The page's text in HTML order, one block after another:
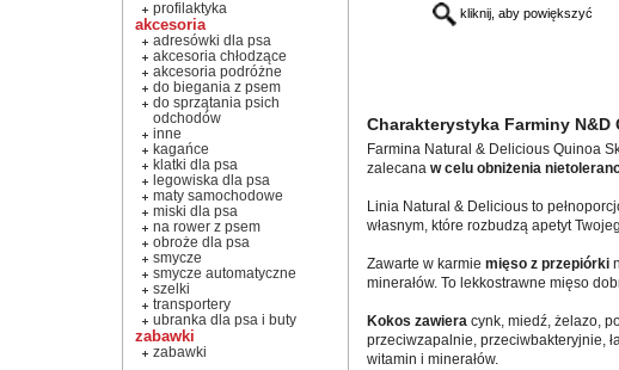
profilaktyka
akcesoria
adresówki dla psa
akcesoria chłodzące
akcesoria podróżne
do biegania z psem
do sprzątania psich
odchodów
inne
kagańce
klatki dla psa
legowiska dla psa
maty samochodowe
miski dla psa
na rower z psem
obroże dla psa
smycze
smycze automatyczne
szelki
transportery
ubranka dla psa i buty
zabawki
zabawki
kliknij, aby powiększyć
Charakterystyka Farminy
Farmina Natural & Delicious Quinoa
zalecana w celu obniżenia
Linia Natural & Delicious to
własnym, które rozbudzą apetyt
Zawarte w karmie mięso z przepiórki
minerałów. To lekkostrawne mięso
Kokos zawiera cynk, miedź, żelazo,
przeciwzapalnie, przeciwbakteryjnie,
witamin i minerałów.